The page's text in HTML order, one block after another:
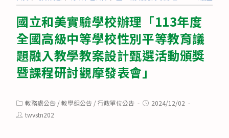
國立和美實驗學校辦理「113年度
全國高級中等學校性別平等教育議
題融入教學教案設計甄選活動頒獎
暨課程研討觀摩發表會」
Post
category:
教務處公告 /教學組公告 /行政單位公告
Post2024/12/02
Posttwvstn202